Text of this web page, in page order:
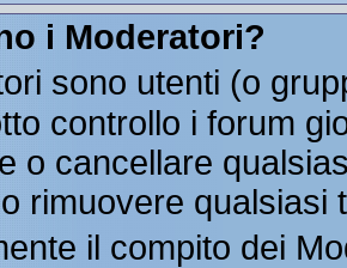
i Moderatori?
sono utenti (o
controllo i forum
o cancellare
rimuovere qualsiasi
il compito dei